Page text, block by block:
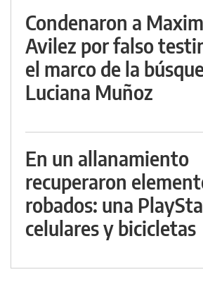
Condenaron a
Avilez por falso
el marco de la
Luciana Muñoz
En un allanamiento
recuperaron
robados: una
celulares y bicicletas